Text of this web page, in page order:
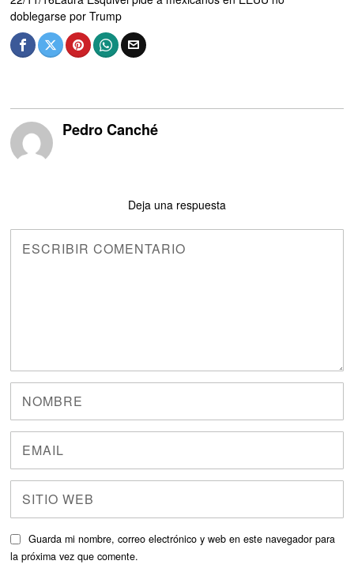
doblegarse por Trump
Pedro Canché
Deja una respuesta
Guarda mi nombre, correo electrónico y web en este navegador para
la próxima vez que comente.